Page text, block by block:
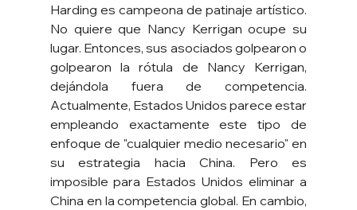
Harding es campeona de patinaje artístico.
No quiere que Nancy Kerrigan ocupe su
lugar. Entonces, sus asociados golpearon o
golpearon la rótula de Nancy Kerrigan,
dejándola fuera de competencia.
Actualmente, Estados Unidos parece estar
empleando exactamente este tipo de
enfoque de "cualquier medio necesario" en
su estrategia hacia China. Pero es
imposible para Estados Unidos eliminar a
China en la competencia global. En cambio,